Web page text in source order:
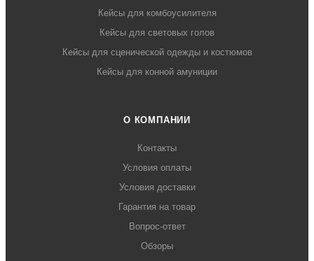
Кейсы для комбоусилителя
Кейсы для световых голов
Кейсы для сценической одежды и костюмов
Кейсы для конной амуниции
О КОМПАНИИ
Контакты
Условия оплаты
Условия доставки
Гарантия на товар
Вопрос-ответ
Обзоры